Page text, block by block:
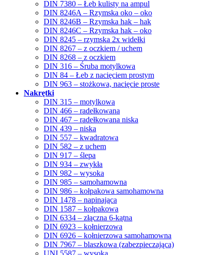
DIN 7380 – Łeb kulisty na ampul
DIN 8246A – Rzymska oko – oko
DIN 8246B – Rzymska hak – hak
DIN 8246C – Rzymska hak – oko
DIN 8245 – rzymska 2x widełki
DIN 8267 – z oczkiem / uchem
DIN 8268 – z oczkiem
DIN 316 – Śruba motylkowa
DIN 84 – Łeb z nacięciem prostym
DIN 963 – stożkowa, nacięcie proste
Nakrętki
DIN 315 – motylkowa
DIN 466 – radełkowana
DIN 467 – radełkowana niska
DIN 439 – niska
DIN 557 – kwadratowa
DIN 582 – z uchem
DIN 917 – ślepa
DIN 934 – zwykła
DIN 982 – wysoka
DIN 985 – samohamowna
DIN 986 – kołpakowa samohamowna
DIN 1478 – napinająca
DIN 1587 – kołpakowa
DIN 6334 – złączna 6-kątna
DIN 6923 – kołnierzowa
DIN 6926 – kołnierzowa samohamowna
DIN 7967 – blaszkowa (zabezpieczająca)
UNI 5587 – wysoka